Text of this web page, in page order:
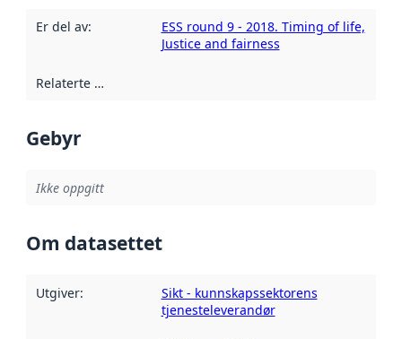
Er del av:
ESS round 9 - 2018. Timing of life,
Justice and fairness
Relaterte ressurser
Gebyr
Ikke oppgitt
Om datasettet
Utgiver:
Sikt - kunnskapssektorens
tjenesteleverandør